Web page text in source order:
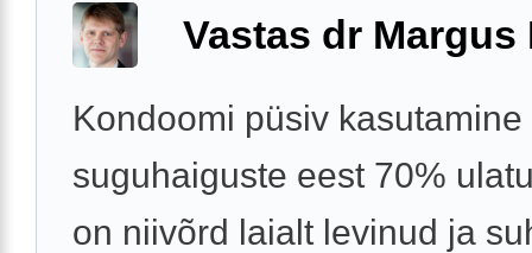
Vastas dr Margus
Kondoomi püsiv
suguhaiguste eest 70%
on niivõrd laialt levinud ja